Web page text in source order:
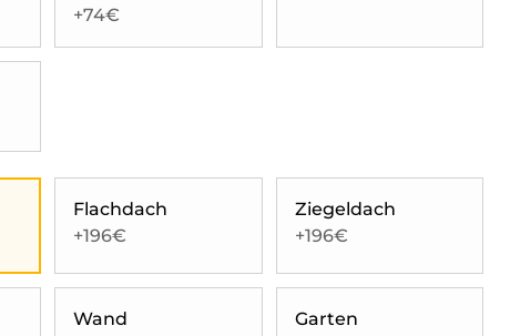
+74€
Flachdach
+196€
Ziegeldach
+196€
Wand
Garten